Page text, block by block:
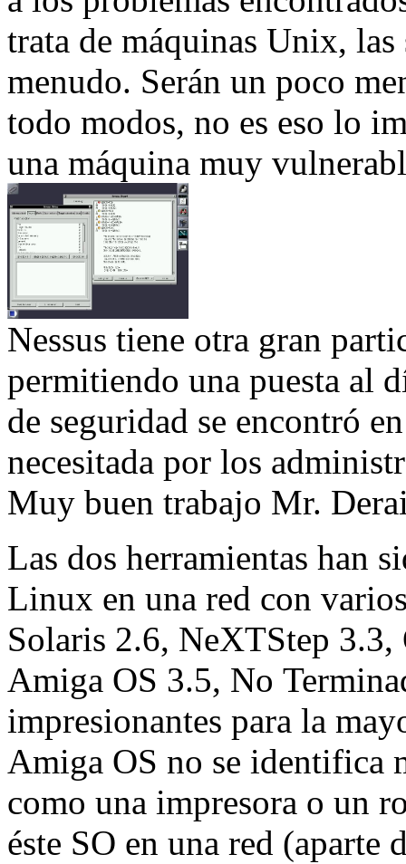
trata de máquinas Unix, las
menudo. Serán un poco
todo modos, no es eso lo
una máquina muy
Nessus tiene otra gran
permitiendo una puesta al
de seguridad se encontró
necesitada por los
Muy buen trabajo Mr.
Las dos herramientas han
Linux en una red con
Solaris 2.6, NeXTStep
Amiga OS 3.5, No
impresionantes para la
Amiga OS no se identifica
como una impresora o un
éste SO en una red (aparte